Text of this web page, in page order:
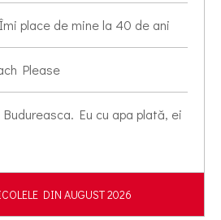
place de mine la 40 de ani
Please
Eu cu apa plată, ei
DIN AUGUST 2026